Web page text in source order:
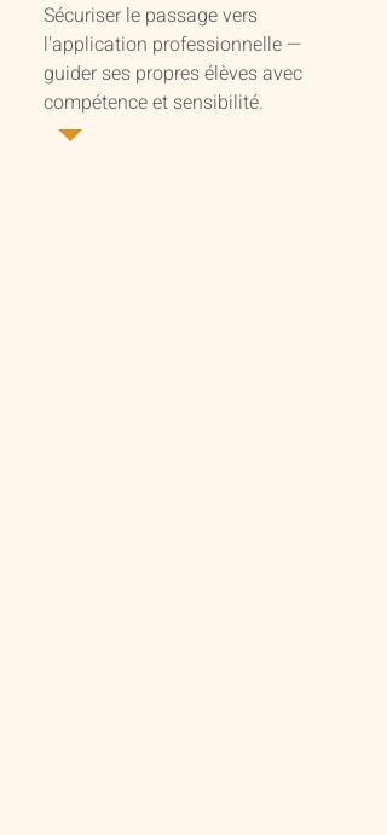
Sécuriser le passage vers
l'application professionnelle —
guider ses propres élèves avec
compétence et sensibilité.